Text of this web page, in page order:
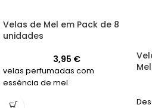
Velas de Mel em Pack de 8
unidades
3,95 €
velas perfumadas com
essência de mel